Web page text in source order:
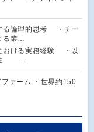
る論理的思考 ・チー
る業…
おける実務経験 ・以
性 …
ファーム ・世界約150